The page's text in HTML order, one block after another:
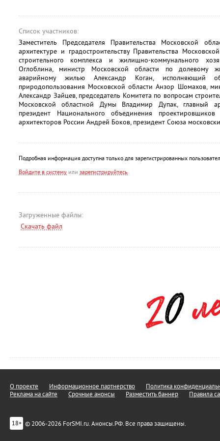
Список участников:
Заместитель Председателя Правительства Московской
архитектуре и градостроительству Правительства
строительного комплекса и жилищно-коммунального
Оглоблина, министр Московской области по долевому
аварийному жилью Александр Коган, исполняющий
природопользования Московской области Анзор Шомахов,
Александр Зайцев, председатель Комитета по вопросам
Московской областной Думы Владимир Дупак, главный
президент Национального объединения
архитекторов России Андрей Боков, президент Союза
Подробная информация доступна только для зарегистрированных
Войдите в систему или зарегистрируйтесь
Загруженные файлы:
Скачать файл
О проекте Информационное партнерство
Политика
Реклама на сайте
Срочные анонсы Разместить баннер Правила
18+ © 2006-2026 ForSMI.ru. Анонсы.РФ. Все права защищены.